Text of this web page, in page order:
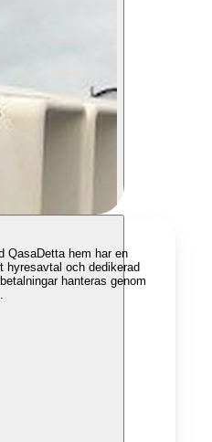
QasaDetta hem har en
hyresavtal och dedikerad
hanteras genom